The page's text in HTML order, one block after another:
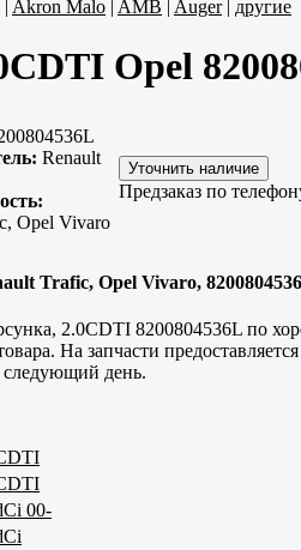
| Akron Malo | AMB | Auger| другие
Opel
Renault
Opel Vivaro
Предзаказ по
Trafic, Opel Vivaro,
2.0CDTI 8200804536L по
На запчасти
следующий день.
00-